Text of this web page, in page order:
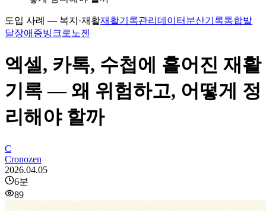
도입 사례 — 복지·재활재활기록관리 데이터분산기록통합발
달장애 증빙 크로노젠
엑셀, 카톡, 수첩에 흩어진 재활
기록 — 왜 위험하고, 어떻게 정
리해야 할까
C
Cronozen
2026.04.05
6분
89